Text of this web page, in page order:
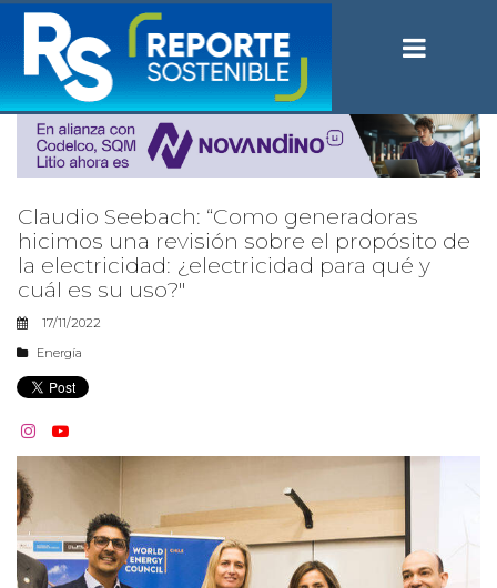
Claudio Seebach: “Como generadoras
hicimos una revisión sobre el propósito de
la electricidad: ¿electricidad para qué y
cuál es su uso?"
17/11/2022
Energía
 